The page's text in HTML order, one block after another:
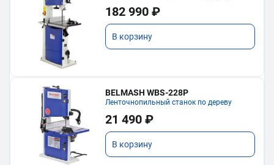
182 990 ₽
В корзину
BELMASH WBS-228P
Ленточнопильный станок по дереву
21 490 ₽
В корзину